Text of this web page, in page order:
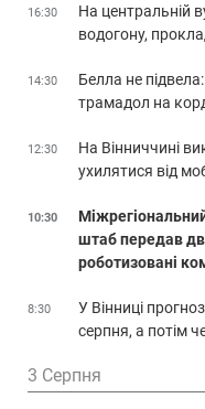
16:30
На центральній
водогону,
14:30
Белла не
трамадол на
12:30
На Вінниччині
ухилятися від
10:30
штаб передав
роботизовані
8:30
У Вінниці
серпня, а потім
3 Серпня